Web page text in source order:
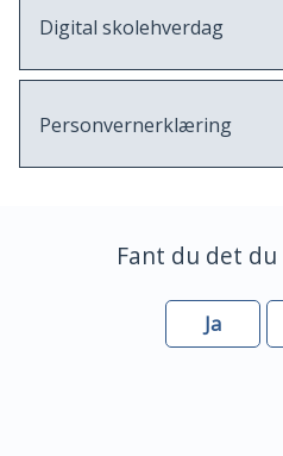
Digital skolehverdag
Personvernerklæring
Fant du det
Ja